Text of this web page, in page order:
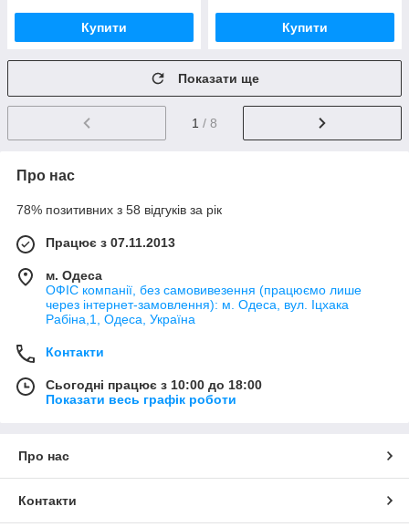
Купити Купити
Показати ще
1 / 8
Про нас
78% позитивних з 58 відгуків за рік
Працює з 07.11.2013
м. Одеса
ОФІС компанії, без самовивезення (працюємо лише
через інтернет-замовлення): м. Одеса, вул. Іцхака
Рабіна,1, Одеса, Україна
Контакти
Сьогодні працює з 10:00 до 18:00
Показати весь графік роботи
Про нас
Контакти